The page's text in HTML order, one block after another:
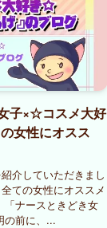
子×☆コスメ大好
女性にオスス
介していただきまし
ての女性にオススメ
「ナースときどき女
の前に、...